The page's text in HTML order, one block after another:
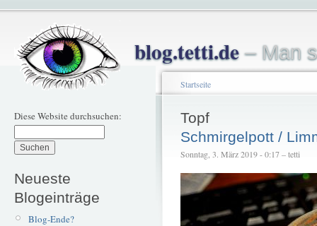
blog.tetti.de– Man
Diese Website durchsuchen:
Neueste
Blogeinträge
Blog-Ende?
Startseite
Topf
Schmirgelpott /
Sonntag, 3. März 2019 - 0:17 – tetti